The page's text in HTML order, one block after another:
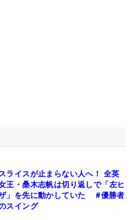
利を挙げた25歳は、2つ目に
ィーに口づけした。「今回は
年4月23日は、テキサスに新
“新ポピーズポンド”が誕生し
ライスが止まらない人へ！ 全英
王・桑木志帆は切り返しで「左ヒ
」を先に動かしていた #優勝者
スイング